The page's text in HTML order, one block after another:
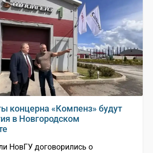
концерна «Компенз» будут
в Новгородском
НовГУ договорились о